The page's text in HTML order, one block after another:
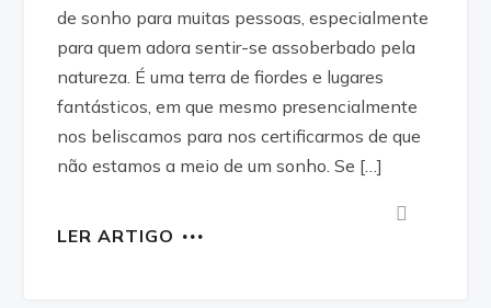
de sonho para muitas pessoas, especialmente
para quem adora sentir-se assoberbado pela
natureza. É uma terra de fiordes e lugares
fantásticos, em que mesmo presencialmente
nos beliscamos para nos certificarmos de que
não estamos a meio de um sonho. Se […]
LER ARTIGO